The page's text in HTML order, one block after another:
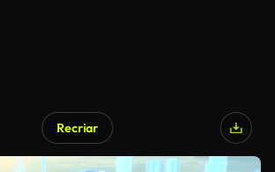
Recriar